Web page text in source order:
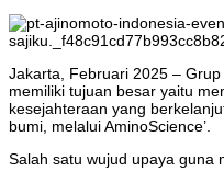
Jakarta, Februari 2025 –
memiliki tujuan besar yaitu
kesejahteraan yang
bumi, melalui AminoScience’.
Salah satu wujud upaya guna